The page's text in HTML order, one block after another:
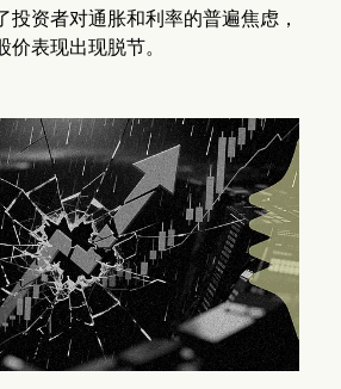
投资者对通胀和利率的普遍焦虑，
表现出现脱节。